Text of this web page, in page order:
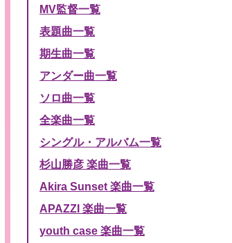
MV監督一覧
表題曲一覧
期生曲一覧
アンダー曲一覧
ソロ曲一覧
全楽曲一覧
シングル・アルバム一覧
杉山勝彦 楽曲一覧
Akira Sunset 楽曲一覧
APAZZI 楽曲一覧
youth case 楽曲一覧